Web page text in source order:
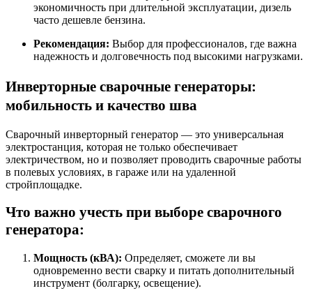
экономичность при длительной эксплуатации, дизель
часто дешевле бензина.
Рекомендация: Выбор для профессионалов, где важна
надежность и долговечность под высокими нагрузками.
Инверторные сварочные генераторы:
мобильность и качество шва
Сварочный инверторный генератор — это универсальная
электростанция, которая не только обеспечивает
электричеством, но и позволяет проводить сварочные работы
в полевых условиях, в гараже или на удаленной
стройплощадке.
Что важно учесть при выборе сварочного
генератора:
Мощность (кВА): Определяет, сможете ли вы
одновременно вести сварку и питать дополнительный
инструмент (болгарку, освещение).